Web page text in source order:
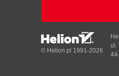
© Helion.pl 1991-2026
ul.